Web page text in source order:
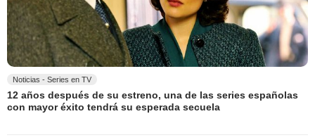
Noticias - Series en TV
12 años después de su estreno, una de las series españolas
con mayor éxito tendrá su esperada secuela